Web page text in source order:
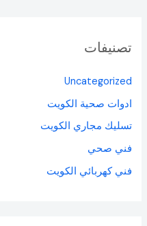
تصنيفات
Uncategorized
ادوات صحية الكويت
تسليك مجاري الكويت
فني صحي
فني كهربائي الكويت